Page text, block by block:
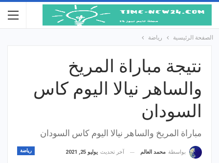
الصفحة الرئيسية رياضة
نتيجة مباراة المريخ
والساهر نيالا اليوم كاس
السودان
مباراة المريخ والساهر نيالا اليوم كاس السودان
رياضة بواسطة محمد العالم آخر تحديث يوليو 25, 2021